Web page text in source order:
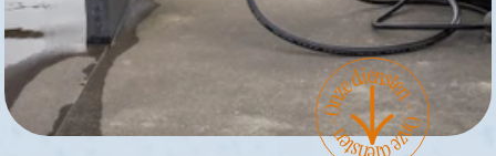
Onze diensten -
Onze diensten -